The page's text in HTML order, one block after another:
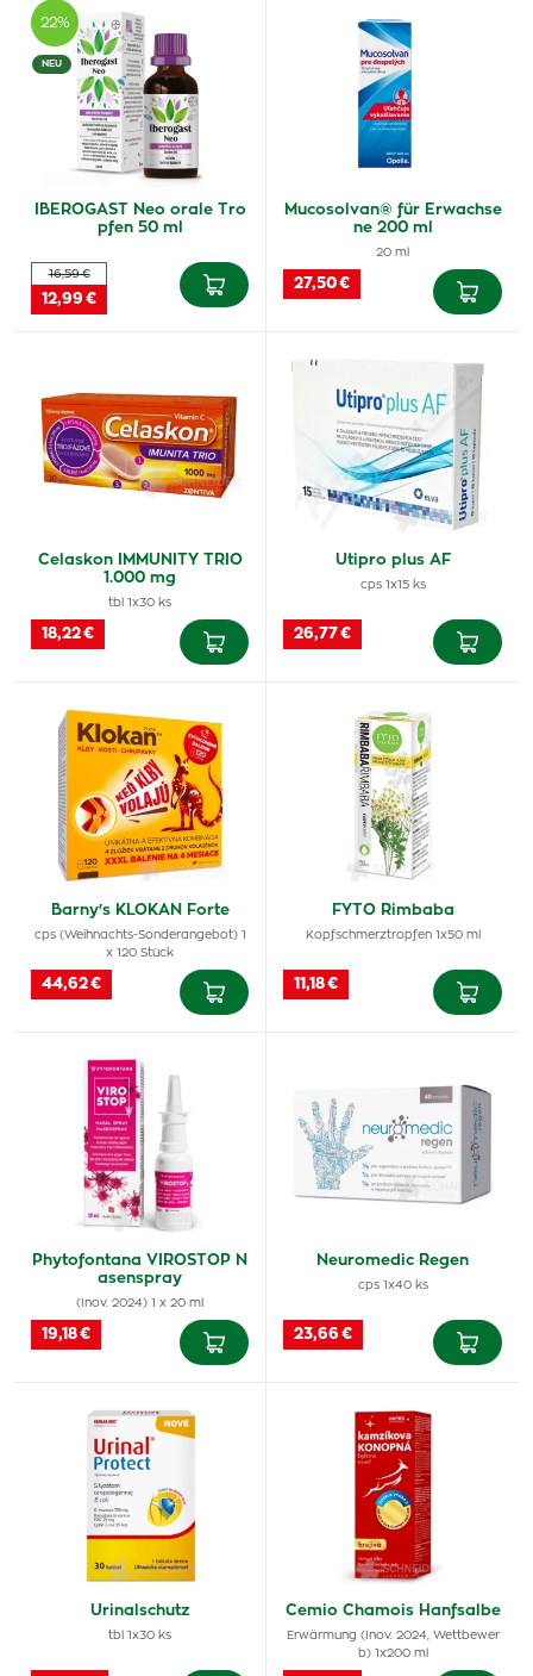
22%
NEU
IBEROGAST Neo orale Tro
pfen 50 ml
16,59 €
12,99 €
Mucosolvan® für Erwachse
ne 200 ml
20 ml
27,50 €
Celaskon IMMUNITY TRIO
1.000 mg
tbl 1x30 ks
18,22 €
Utipro plus AF
cps 1x15 ks
26,77 €
Barny's KLOKAN Forte
cps (Weihnachts-Sonderangebot) 1
x 120 Stück
44,62 €
FYTO Rimbaba
Kopfschmerztropfen 1x50 ml
11,18 €
Phytofontana VIROSTOP N
asenspray
(Inov. 2024) 1 x 20 ml
19,18 €
Neuromedic Regen
cps 1x40 ks
23,66 €
Urinalschutz
tbl 1x30 ks
Cemio Chamois Hanfsalbe
Erwärmung (Inov. 2024, Wettbewer
b) 1x200 ml